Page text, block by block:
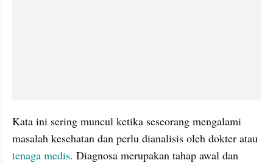
Kata ini sering muncul ketika seseorang mengalami
tenaga medis. Diagnosa merupakan tahap awal dan